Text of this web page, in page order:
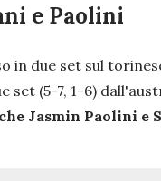
e Paolini
in due set sul
set (5-7, 1-6)
Jasmin Paolini e